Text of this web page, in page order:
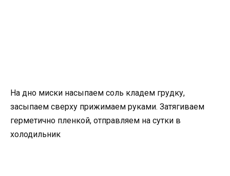
На дно миски насыпаем соль кладем грудку,
засыпаем сверху прижимаем руками. Затягиваем
герметично пленкой, отправляем на сутки в
холодильник